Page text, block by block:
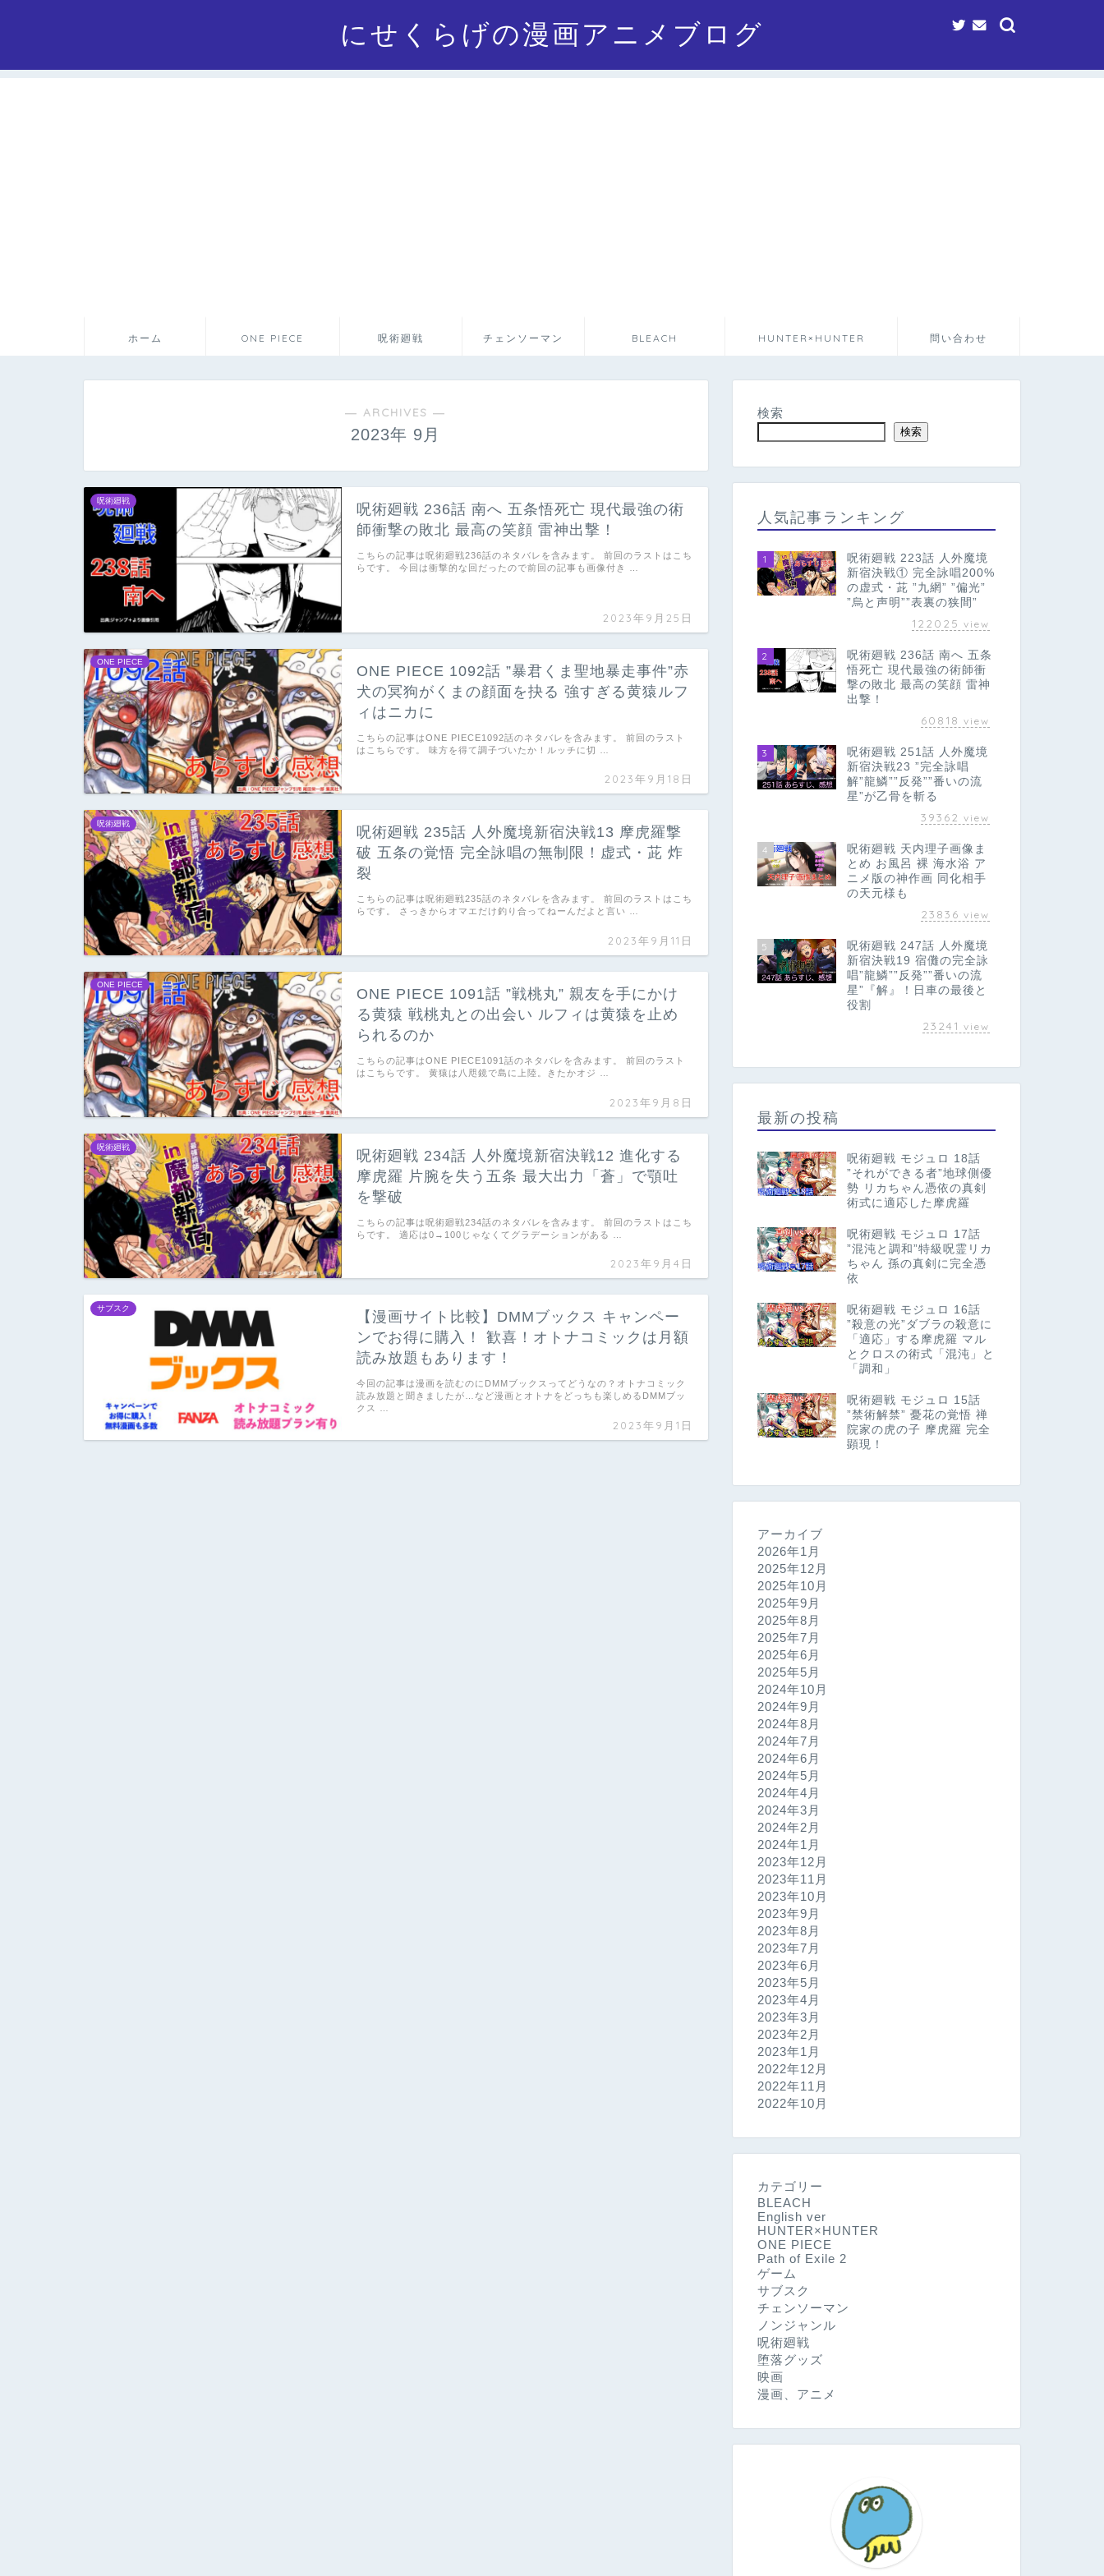
にせくらげの漫画アニメブログ
ホーム ONE PIECE 呪術廻戦 チェンソーマン BLEACH HUNTER×HUNTER 問い合わせ
― ARCHIVES ―
2023年 9月
呪術廻戦
呪術廻戦 236話 南へ 五条悟死亡 現代最強の術
師衝撃の敗北 最高の笑顔 雷神出撃！
2023年9月25日
こちらの記事は呪術廻戦236話のネタバレを含みます。 前回のラストはこち
らです。 今回は衝撃的な回だったので前回の記事も画像付き …
ONE PIECE
ONE PIECE 1092話 ”暴君くま聖地暴走事件”赤
犬の冥狗がくまの顔面を抉る 強すぎる黄猿ルフ
ィはニカに
2023年9月18日
こちらの記事はONE PIECE1092話のネタバレを含みます。 前回のラスト
はこちらです。 味方を得て調子づいたか！ルッチに切 …
呪術廻戦
呪術廻戦 235話 人外魔境新宿決戦13 摩虎羅撃
破 五条の覚悟 完全詠唱の無制限！虚式・茈 炸
裂
2023年9月11日
こちらの記事は呪術廻戦235話のネタバレを含みます。 前回のラストはこち
らです。 さっきからオマエだけ釣り合ってねーんだよと言い …
ONE PIECE
ONE PIECE 1091話 ”戦桃丸” 親友を手にかけ
る黄猿 戦桃丸との出会い ルフィは黄猿を止め
られるのか
2023年9月8日
こちらの記事はONE PIECE1091話のネタバレを含みます。 前回のラスト
はこちらです。 黄猿は八咫鏡で島に上陸。きたかオジ …
呪術廻戦
呪術廻戦 234話 人外魔境新宿決戦12 進化する
摩虎羅 片腕を失う五条 最大出力「蒼」で顎吐
を撃破
2023年9月4日
こちらの記事は呪術廻戦234話のネタバレを含みます。 前回のラストはこち
らです。 適応は0→100じゃなくてグラデーションがある …
サブスク
【漫画サイト比較】DMMブックス キャンペー
ンでお得に購入！ 歓喜！オトナコミックは月額
読み放題もあります！
2023年9月1日
今回の記事は漫画を読むのにDMMブックスってどうなの？オトナコミック
読み放題と聞きましたが…など漫画とオトナをどっちも楽しめるDMMブッ
クス …
検索
検索
人気記事ランキング
1
呪術廻戦 223話 人外魔境
新宿決戦① 完全詠唱200%
の虚式・茈 ”九網” ”偏光”
”烏と声明””表裏の狭間”
122025 view
2
呪術廻戦 236話 南へ 五条
悟死亡 現代最強の術師衝
撃の敗北 最高の笑顔 雷神
出撃！
60818 view
3
呪術廻戦 251話 人外魔境
新宿決戦23 ”完全詠唱
解”龍鱗””反発””番いの流
星”が乙骨を斬る
39362 view
4
呪術廻戦 天内理子画像ま
とめ お風呂 裸 海水浴 ア
ニメ版の神作画 同化相手
の天元様も
23836 view
5
呪術廻戦 247話 人外魔境
新宿決戦19 宿儺の完全詠
唱”龍鱗””反発””番いの流
星”『解』！日車の最後と
役割
23241 view
最新の投稿
呪術廻戦 モジュロ 18話
”それができる者”地球側優
勢 リカちゃん憑依の真剣
術式に適応した摩虎羅
呪術廻戦 モジュロ 17話
”混沌と調和”特級呪霊リカ
ちゃん 孫の真剣に完全憑
依
呪術廻戦 モジュロ 16話
”殺意の光”ダブラの殺意に
「適応」する摩虎羅 マル
とクロスの術式「混沌」と
「調和」
呪術廻戦 モジュロ 15話
”禁術解禁” 憂花の覚悟 禅
院家の虎の子 摩虎羅 完全
顕現！
アーカイブ
2026年1月
2025年12月
2025年10月
2025年9月
2025年8月
2025年7月
2025年6月
2025年5月
2024年10月
2024年9月
2024年8月
2024年7月
2024年6月
2024年5月
2024年4月
2024年3月
2024年2月
2024年1月
2023年12月
2023年11月
2023年10月
2023年9月
2023年8月
2023年7月
2023年6月
2023年5月
2023年4月
2023年3月
2023年2月
2023年1月
2022年12月
2022年11月
2022年10月
カテゴリー
BLEACH
English ver
HUNTER×HUNTER
ONE PIECE
Path of Exile 2
ゲーム
サブスク
チェンソーマン
ノンジャンル
呪術廻戦
堕落グッズ
映画
漫画、アニメ